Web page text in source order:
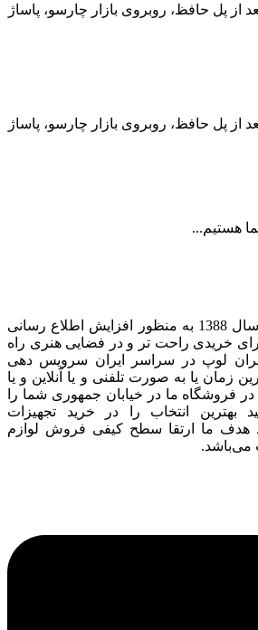
از پل حافظ، روبروی بازار چارسو، پاساژ
از پل حافظ، روبروی بازار چارسو، پاساژ
هستیم...
فروشگاه ایران لوپ از سال 1388 به منظور افزایش اطلاع رسانی
خریدی راحت تر و در فضایی هنری راه
لوپ در سراسر ایران سرویس دهی
زمان یا به صورت تلفنی و یا آنلاین و یا
ما در خیابان جمهوری شما را
بهترین انتخاب را در خرید تجهیزات
هدف ما ارتقا سطح کیفی فروش لوازم
می‌باشد.